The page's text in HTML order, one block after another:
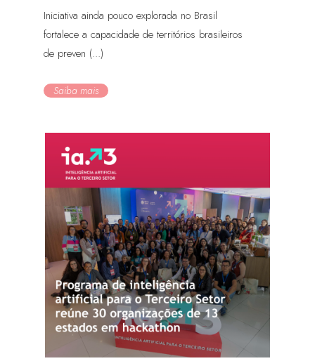
Iniciativa ainda pouco explorada no Brasil
fortalece a capacidade de territórios brasileiros
de preven (...)
Saiba mais